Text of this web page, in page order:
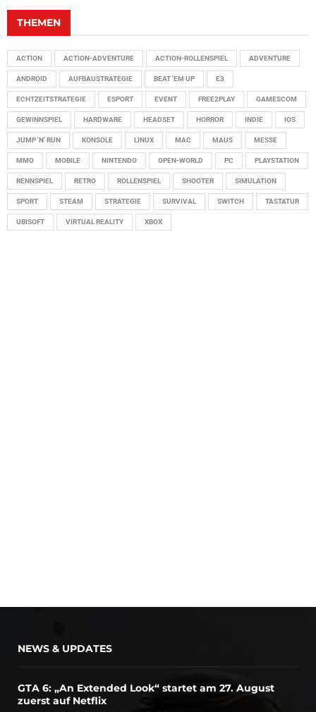
THEMEN
ACTION ACTION-ADVENTURE ACTION-ROLLENSPIEL ADVENTURE
ANDROID AUFBAUSTRATEGIE BEAT 'EM UP E3
ECHTZEITSTRATEGIE ESPORT EVENT FREE2PLAY GAMESCOM
GEWINNSPIEL HARDWARE HEADSET HORROR INDIE IOS
JUMP 'N' RUN KONSOLE LINUX MAC MAUS MESSE
MMO MOBILE NINTENDO OPEN-WORLD PC PLAYSTATION
RENNSPIEL RETRO ROLLENSPIEL SHOOTER SIMULATION
SPORT STEAM STRATEGIE SURVIVAL SWITCH TASTATUR
UBISOFT VIRTUAL REALITY XBOX
NEWS & UPDATES
GTA 6: „An Extended Look“ startet am 27. August
zuerst auf Netflix